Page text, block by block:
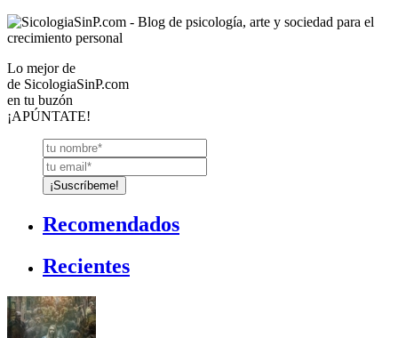
Lo mejor de
de SicologiaSinP.com
en tu buzón
¡APÚNTATE!
Recomendados
Recientes